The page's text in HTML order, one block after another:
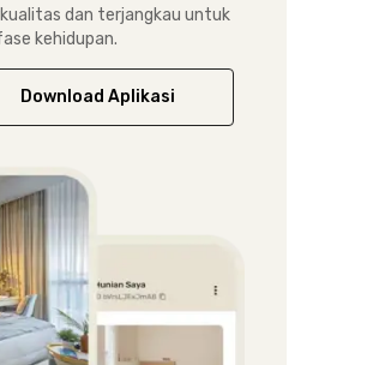
dan terjangkau untuk
kehidupan.
Download Aplikasi